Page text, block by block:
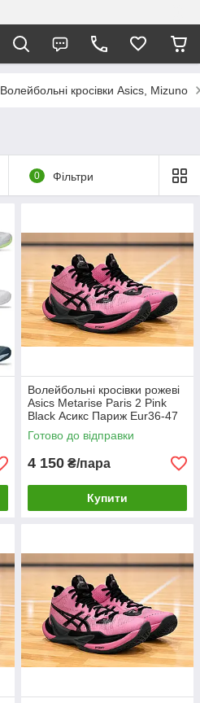
Волейбольні кросівки Asics, Mizuno
0 Фільтри
Волейбольні кросівки рожеві
Asics Metarise Paris 2 Pink
Black Асикс Париж Eur36-47
чоловічі жіночі 41.5
Готово до відправки
4 150 ₴/пара
Купити